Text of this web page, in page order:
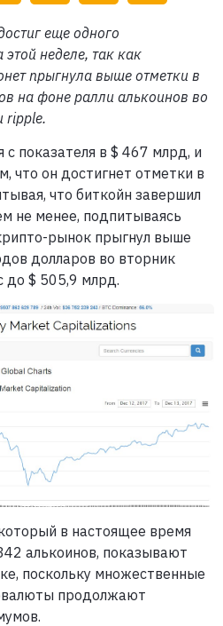
еще одного
неделе, так как
прыгнула выше отметки в
на фоне ралли алькоинов во
ripple.
показателя в $ 467 млрд, и
что он достигнет отметки в
что биткойн завершил
не менее, подпитываясь
рынок прыгнул выше
долларов во вторник
до $ 505,9 млрд.
в настоящее время
алькоинов, показывают
поскольку множественные
продолжают